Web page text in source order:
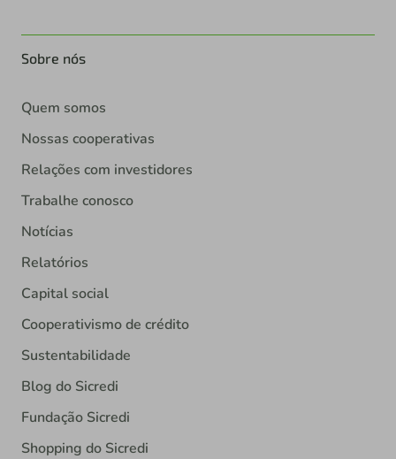
Sobre nós
Quem somos
Nossas cooperativas
Relações com investidores
Trabalhe conosco
Notícias
Relatórios
Capital social
Cooperativismo de crédito
Sustentabilidade
Blog do Sicredi
Fundação Sicredi
Shopping do Sicredi